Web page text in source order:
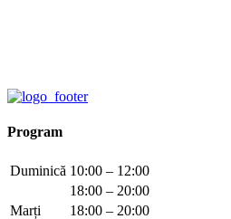
Program
Duminică 10:00 – 12:00
18:00 – 20:00
Marți
18:00 – 20:00